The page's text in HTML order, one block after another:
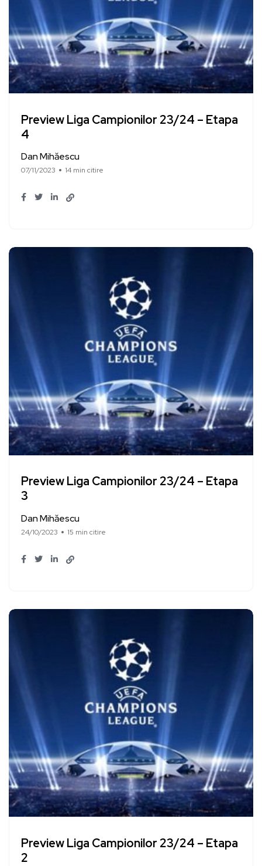
Preview Liga Campionilor 23/24 – Etapa
4
Dan Mihăescu
07/11/2023 14 min citire
Preview Liga Campionilor 23/24 – Etapa
3
Dan Mihăescu
24/10/2023 15 min citire
Preview Liga Campionilor 23/24 – Etapa
2